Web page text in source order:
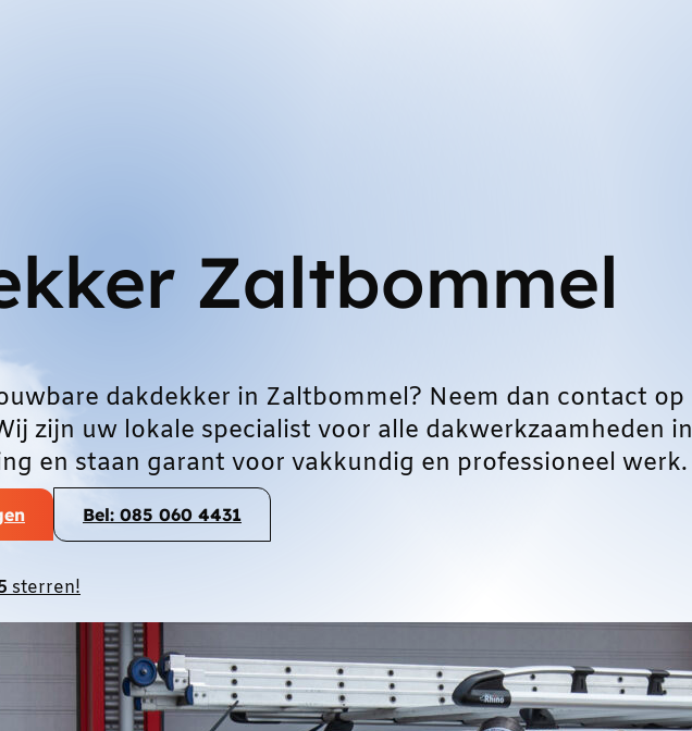
Zaltbommel
dakdekker in Zaltbommel? Neem dan contact op
zijn uw lokale specialist voor alle dakwerkzaamheden in
en staan garant voor vakkundig en professioneel werk.
Bel: 085 060 4431
sterren!